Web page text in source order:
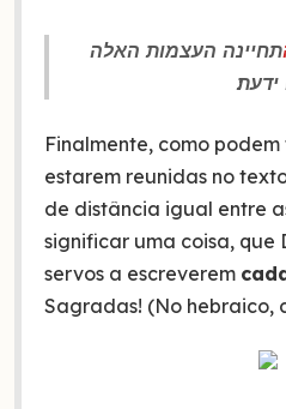
תחיינה העצמות האלה
Finalmente, como
estarem reunidas no
de distância igual entre
significar uma coisa, que
servos a escreverem
Sagradas! (No hebraico,